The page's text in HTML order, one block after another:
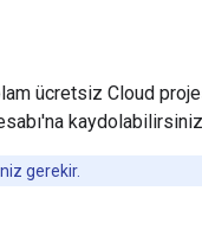
ücretsiz Cloud
gerekir.